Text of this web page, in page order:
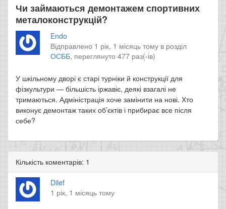
Чи займаються демонтажем спортивних
металоконструкцій?
Endo
Відправлено 1 рік, 1 місяць тому в розділ
ОСББ, переглянуто 477 раз(-ів)
У шкільному дворі є старі турніки й конструкції для
фізкультури — більшість іржавіє, деякі взагалі не
тримаються. Адміністрація хоче замінити на нові. Хто
виконує демонтаж таких об’єктів і прибирає все після
себе?
Кількість коментарів: 1
Dilef
1 рік, 1 місяць тому